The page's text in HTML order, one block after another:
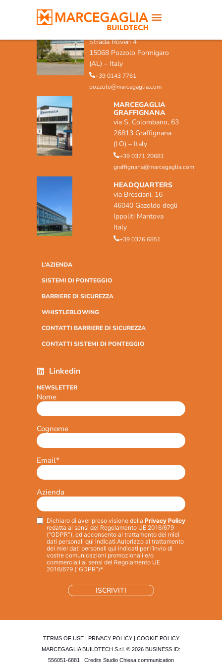
MARCEGAGLIA POZZOLO
FORMIGARO
Strada Roveri 4
15068 Pozzolo Formigaro
(AL) – Italy
+39 0143 7761
pozzolo@marcegaglia.com
MARCEGAGLIA
GRAFFIGNANA
via S. Colombano, 63
26813 Graffignana
(LO) – Italy
+39 0371 20681
graffignana@marcegaglia.com
HEADQUARTERS
via Bresciani, 16
46040 Gazoldo degli
Ippoliti Mantova
Italy
+39 0376 6851
L’AZIENDA
SISTEMI DI PONTEGGIO
BARRIERE DI SICUREZZA
WHISTLEBLOWING
CONTATTI BARRIERE DI SICUREZZA
CONTATTI SISTEMI DI PONTEGGIO
Linkedin
NEWSLETTER
Nome
Cognome
Email*
Azienda
Privacy*
Dichiaro di aver preso visione della Privacy Policy
redatta ai sensi del Regolamento UE 2016/679
(“GDPR”), ed acconsento al trattamento dei miei
dati personali qui indicati.Autorizzo al trattamento
dei miei dati personali qui indicati per l’invio di
vostre comunicazioni promozionali e/o
commerciali ai sensi del Regolamento UE
2016/679 (“GDPR”)*
TERMS OF USE| PRIVACY POLICY| COOKIE POLICY
MARCEGAGLIA BUILDTECH S.r.l. © 2026 BUSINESS ID:
556051-6881 | Credits Studio Chiesa communication